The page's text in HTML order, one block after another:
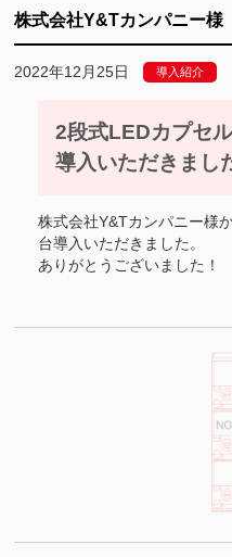
株式会社Y&Tカンパニー様
2022年12月25日 導入紹介
2段式LEDカプセ
導入いただきまし
株式会社Y&Tカンパニー様
台導入いただきました。
ありがとうございました！